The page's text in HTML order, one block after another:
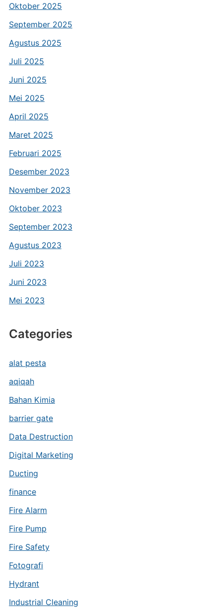
Oktober 2025
September 2025
Agustus 2025
Juli 2025
Juni 2025
Mei 2025
April 2025
Maret 2025
Februari 2025
Desember 2023
November 2023
Oktober 2023
September 2023
Agustus 2023
Juli 2023
Juni 2023
Mei 2023
Categories
alat pesta
aqiqah
Bahan Kimia
barrier gate
Data Destruction
Digital Marketing
Ducting
finance
Fire Alarm
Fire Pump
Fire Safety
Fotografi
Hydrant
Industrial Cleaning